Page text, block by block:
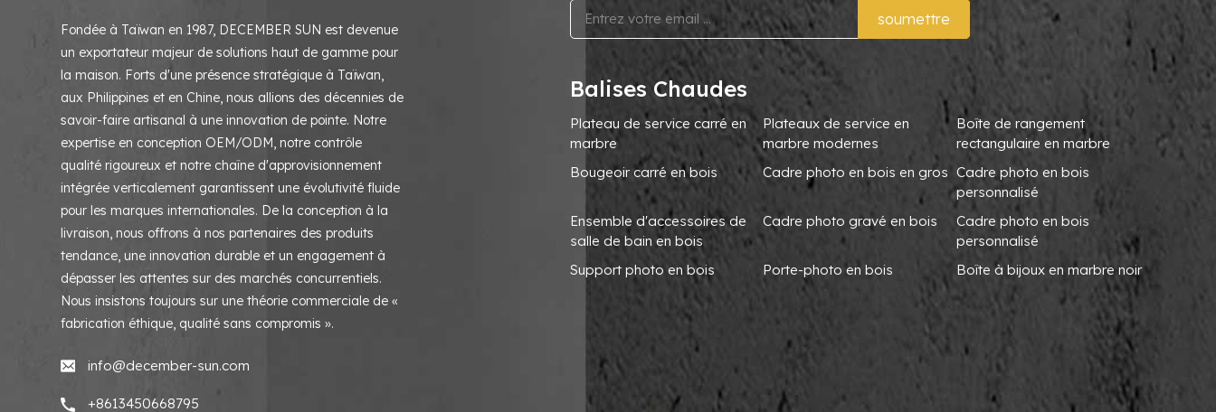
Fondée à Taïwan en 1987, DECEMBER SUN est devenue
un exportateur majeur de solutions haut de gamme pour
la maison. Forts d'une présence stratégique à Taïwan,
aux Philippines et en Chine, nous allions des décennies de
savoir-faire artisanal à une innovation de pointe. Notre
expertise en conception OEM/ODM, notre contrôle
qualité rigoureux et notre chaîne d'approvisionnement
intégrée verticalement garantissent une évolutivité fluide
pour les marques internationales. De la conception à la
livraison, nous offrons à nos partenaires des produits
tendance, une innovation durable et un engagement à
dépasser les attentes sur des marchés concurrentiels.
Nous insistons toujours sur une théorie commerciale de «
fabrication éthique, qualité sans compromis ».
info@december-sun.com
+8613450668795
soumettre
Balises Chaudes
Plateau de service carré en
marbre
Plateaux de service en
marbre modernes
Boîte de rangement
rectangulaire en marbre
Bougeoir carré en bois
Cadre photo en bois en gros Cadre photo en bois
personnalisé
Ensemble d'accessoires de
salle de bain en bois
Cadre photo gravé en bois
Cadre photo en bois
personnalisé
Support photo en bois
Porte-photo en bois Boîte à bijoux en marbre noir